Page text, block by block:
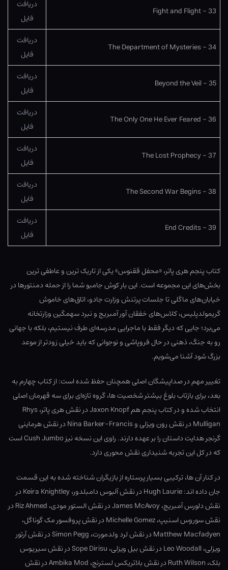
33 – Fight and Flight
دریافت
فایل
34 – The Department of Mysteries
دریافت
فایل
35 – Beyond the Veil
دریافت
فایل
36 – The Only One He Ever Feared
دریافت
فایل
37 – The Lost Prophecy
دریافت
فایل
38 – The Second War Begins
دریافت
فایل
39 – End Credits
دریافت
فایل
کتاب پنجم هری پاتر، «محفل ققنوس» یکی از تاریک ترین و عاطفی ترین
بخش‌های این مجموعه است. این بار کوش جامبو شما را از حمله دمنتورها در
خیابان‌های ماگلی تا جلسات پرتنش وزارت جادو، اتاق‌های خاموش
گریمولدپلیس، کلاس‌های خفقان آور آمبریج و نبرد سهمگین وزارتخانه
می‌برد؛ جایی که دیگر فقط با ماجرایی مدرسه‌ای طرف نیستیم، بلکه با جهانی
رو به جنگ، ذهنی در حال فروپاشی و نوجوانی که باید خیلی زودتر از موعد
بزرگ شود آشنا می‌شویم.
تغییر مهم در صداپیشگان اصلی همچنان حفظ شده است: از کتاب چهارم به
بعد، برای بازتاب بلوغ بیشتر شخصیت ها، گروه تازه‌ای برای سه قهرمان اصلی
انتخاب شده و در کتاب پنجم هم Jaxon Knopf در نقش هری پاتر، Rhys
Mulligan در نقش رون ویزلی و Nina Barker-Francis در نقش هرماینی
گرنجر هدایت داستان را بر عهده دارند. راوی این نسخه نیز Cush Jumbo است
که در کل این تجربه شنیداری نقش محوری دارد.
در کنار آن ها، ترکیبی بسیار پرستاره از بازیگران شناخته شده به این قسمت
جان داده اند: Hugh Laurie در نقش آلبوس دامبلدور، Keira Knightley در
نقش دلورس آمبریج، James McAvoy در نقش الستور مودی، Riz Ahmed در
نقش سوروس اسنیپ، Michelle Gomez در نقش پروفسور مک گوناگل،
Matthew Macfadyen در نقش لرد ولدمورت، Simon Pegg در نقش آرتور
ویزلی، Leo Woodall در نقش بیل ویزلی، Sope Dirisu در نقش سیریوس
بلک، Ruth Wilson در نقش بلاتریکس لسترنج، Ambika Mod در نقش